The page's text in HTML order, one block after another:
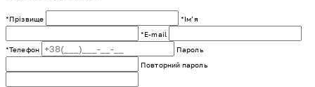
*Прізвище
*Імʼя
*E-mail
*Телефон
Пароль
Повторний пароль